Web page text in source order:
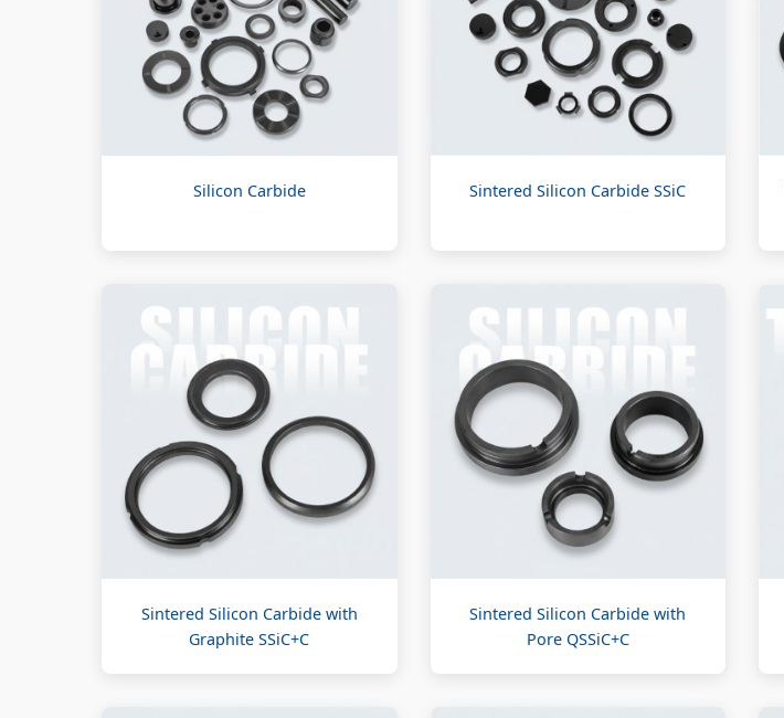
Silicon Carbide Sintered Silicon Carbide SSiC
Sintered Silicon Carbide with
Graphite SSiC+C
Sintered Silicon Carbide with
Pore QSSiC+C